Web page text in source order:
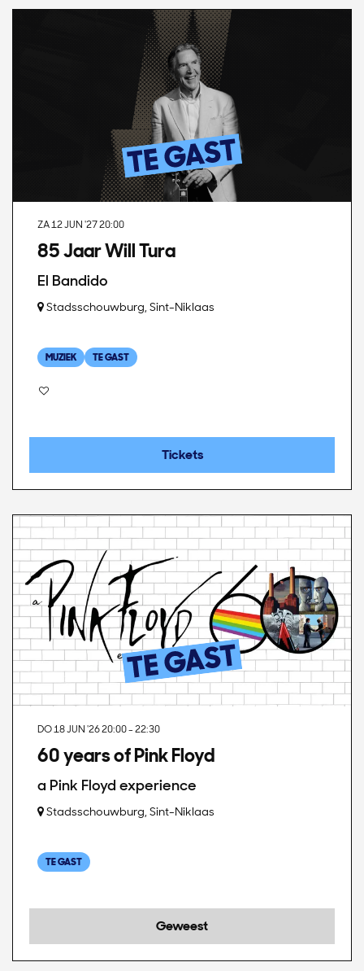
85 Jaar Will Tura
El Bandido
ZA 12 JUN '2720:00
Stadsschouwburg, Sint-Niklaas
MUZIEK TE GAST
Tickets
60 years of Pink Floyd
a Pink Floyd experience
DO 18 JUN '2620:00 - 22:30
Stadsschouwburg, Sint-Niklaas
TE GAST
Geweest